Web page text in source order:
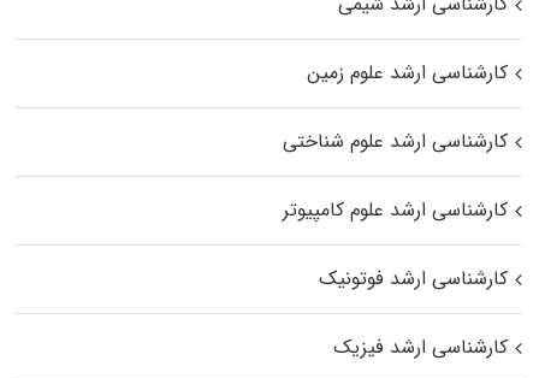
کارشناسی ارشد علوم زمین
کارشناسی ارشد علوم شناختی
کارشناسی ارشد علوم کامپیوتر
کارشناسی ارشد فوتونیک
کارشناسی ارشد فیزیک